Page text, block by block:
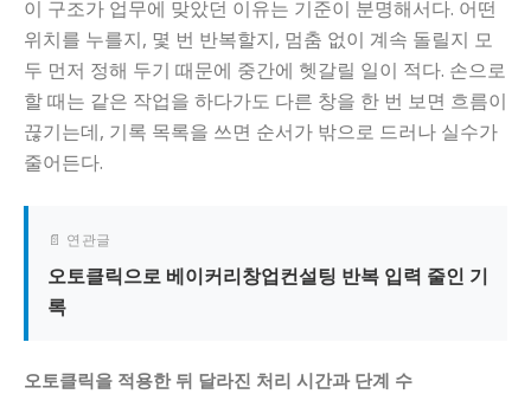
이 구조가 업무에 맞았던 이유는 기준이 분명해서다. 어떤
위치를 누를지, 몇 번 반복할지, 멈춤 없이 계속 돌릴지 모
두 먼저 정해 두기 때문에 중간에 헷갈릴 일이 적다. 손으로
할 때는 같은 작업을 하다가도 다른 창을 한 번 보면 흐름이
끊기는데, 기록 목록을 쓰면 순서가 밖으로 드러나 실수가
줄어든다.
📄 연관글
오토클릭으로 베이커리창업컨설팅 반복 입력 줄인 기
록
오토클릭을 적용한 뒤 달라진 처리 시간과 단계 수